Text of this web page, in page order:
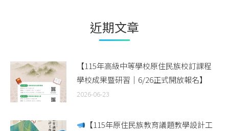
近期文章
【115年高級中等學校原住民族校訂課程
學校成果暨研習｜6/26正式開放報名】
2026-06-23
【115年原住民族教育議題教學設計工